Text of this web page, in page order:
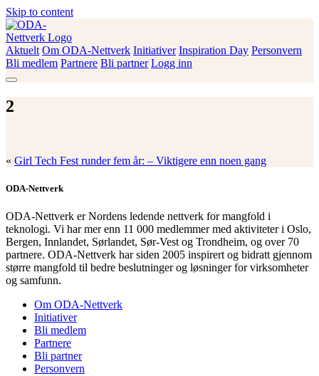
Skip to content
ODA-Nettverk
Aktuelt Om ODA-Nettverk Initiativer Inspiration Day Personvern
Bli medlem Partnere Bli partner Logg inn
2
« Girl Tech Fest runder fem år: – Viktigere enn noen gang
ODA-Nettverk
ODA-Nettverk er Nordens ledende nettverk for mangfold i
teknologi. Vi har mer enn 11 000 medlemmer med aktiviteter i Oslo,
Bergen, Innlandet, Sørlandet, Sør-Vest og Trondheim, og over 70
partnere. ODA-Nettverk har siden 2005 inspirert og bidratt gjennom
større mangfold til bedre beslutninger og løsninger for virksomheter
og samfunn.
Om ODA-Nettverk
Initiativer
Bli medlem
Partnere
Bli partner
Personvern